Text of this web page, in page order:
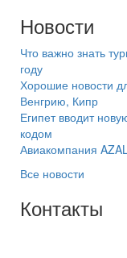
Новости
Что важно знать
году
Хорошие новости
Венгрию, Кипр
Египет вводит
кодом
Авиакомпания
Все новости
Контакты